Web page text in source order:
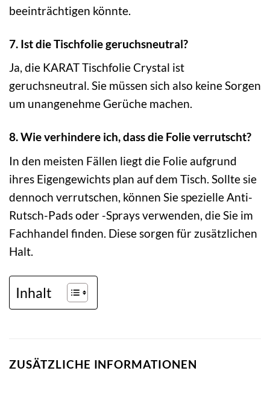
beeinträchtigen könnte.
7. Ist die Tischfolie geruchsneutral?
Ja, die KARAT Tischfolie Crystal ist
geruchsneutral. Sie müssen sich also keine Sorgen
um unangenehme Gerüche machen.
8. Wie verhindere ich, dass die Folie verrutscht?
In den meisten Fällen liegt die Folie aufgrund
ihres Eigengewichts plan auf dem Tisch. Sollte sie
dennoch verrutschen, können Sie spezielle Anti-
Rutsch-Pads oder -Sprays verwenden, die Sie im
Fachhandel finden. Diese sorgen für zusätzlichen
Halt.
Inhalt
ZUSÄTZLICHE INFORMATIONEN